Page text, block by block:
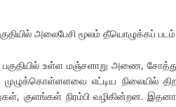
அலைபேசி மூலம் தீயொழுக்கப்
பகுதியில் உள்ள மஞ்சளாறு அணை,
எட்டிய நிலையில்
குளங்கள் நிரம்பி வழிகின்றன.